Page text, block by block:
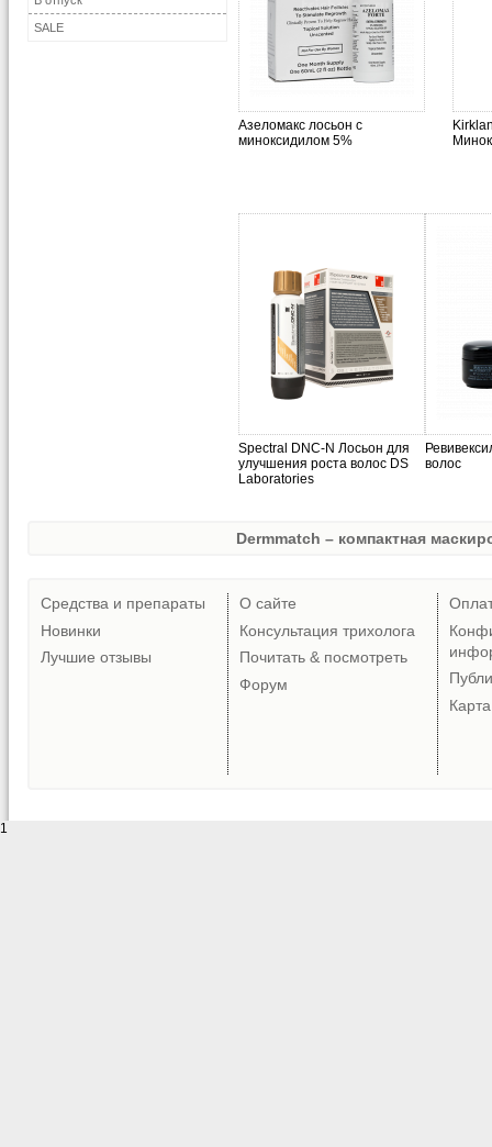
SALE
Азеломакс лосьон с
миноксидилом 5%
Spectral DNC-N Лосьон для
улучшения роста волос DS
Laboratories
волос
Dermmatch – компактная
Средства и препараты
Новинки
Лучшие отзывы
О сайте
Консультация трихолога
Почитать & посмотреть
Форум
1